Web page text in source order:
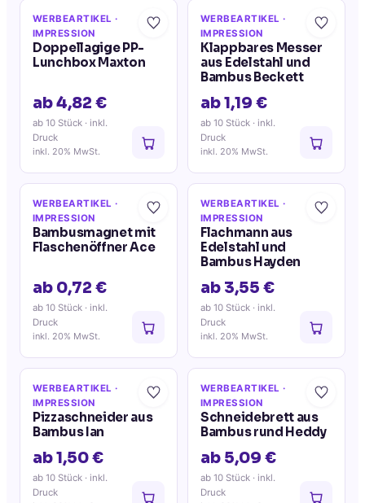
WERBEARTIKEL ·
IMPRESSION
Doppellagige PP-
Lunchbox Maxton
ab 4,82 €
ab 10 Stück · inkl.
Druck
inkl. 20% MwSt.
WERBEARTIKEL ·
IMPRESSION
Klappbares Messer
aus Edelstahl und
Bambus Beckett
ab 1,19 €
ab 10 Stück · inkl.
Druck
inkl. 20% MwSt.
WERBEARTIKEL ·
IMPRESSION
Bambusmagnet mit
Flaschenöffner Ace
ab 0,72 €
ab 10 Stück · inkl.
Druck
inkl. 20% MwSt.
WERBEARTIKEL ·
IMPRESSION
Flachmann aus
Edelstahl und
Bambus Hayden
ab 3,55 €
ab 10 Stück · inkl.
Druck
inkl. 20% MwSt.
WERBEARTIKEL ·
IMPRESSION
Pizzaschneider aus
Bambus Ian
ab 1,50 €
ab 10 Stück · inkl.
Druck
WERBEARTIKEL ·
IMPRESSION
Schneidebrett aus
Bambus rund Heddy
ab 5,09 €
ab 10 Stück · inkl.
Druck